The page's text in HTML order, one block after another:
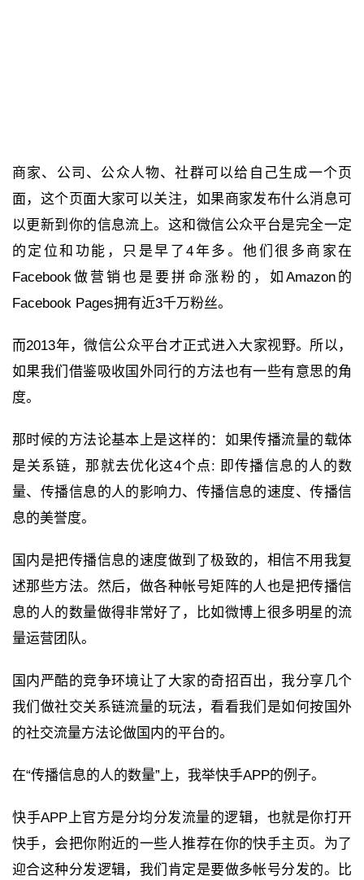
商家、公司、公众人物、社群可以给自己生成一个页
面，这个页面大家可以关注，如果商家发布什么消息可
以更新到你的信息流上。这和微信公众平台是完全一定
的定位和功能，只是早了4年多。他们很多商家在
Facebook做营销也是要拼命涨粉的，如Amazon的
Facebook Pages拥有近3千万粉丝。
而2013年，微信公众平台才正式进入大家视野。所以，
如果我们借鉴吸收国外同行的方法也有一些有意思的角
度。
那时候的方法论基本上是这样的：如果传播流量的载体
是关系链，那就去优化这4个点: 即传播信息的人的数
量、传播信息的人的影响力、传播信息的速度、传播信
息的美誉度。
国内是把传播信息的速度做到了极致的，相信不用我复
述那些方法。然后，做各种帐号矩阵的人也是把传播信
息的人的数量做得非常好了，比如微博上很多明星的流
量运营团队。
国内严酷的竞争环境让了大家的奇招百出，我分享几个
我们做社交关系链流量的玩法，看看我们是如何按国外
的社交流量方法论做国内的平台的。
在“传播信息的人的数量”上，我举快手APP的例子。
快手APP上官方是分均分发流量的逻辑，也就是你打开
快手，会把你附近的一些人推荐在你的快手主页。为了
迎合这种分发逻辑，我们肯定是要做多帐号分发的。比